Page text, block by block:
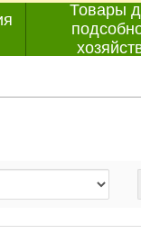
Товары